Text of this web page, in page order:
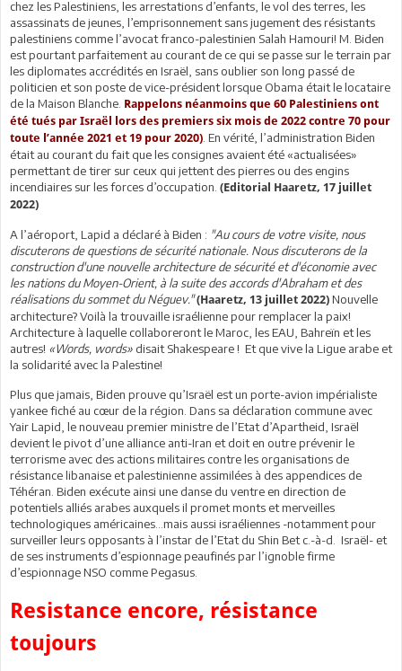
chez les Palestiniens, les arrestations d’enfants, le vol des terres, les
assassinats de jeunes, l’emprisonnement sans jugement des résistants
palestiniens comme l’avocat franco-palestinien Salah Hamouri! M. Biden
est pourtant parfaitement au courant de ce qui se passe sur le terrain par
les diplomates accrédités en Israël, sans oublier son long passé de
politicien et son poste de vice-président lorsque Obama était le locataire
de la Maison Blanche. Rappelons néanmoins que 60 Palestiniens ont
été tués par Israël lors des premiers six mois de 2022 contre 70 pour
toute l’année 2021 et 19 pour 2020) . En vérité, l’administration Biden
était au courant du fait que les consignes avaient été «actualisées»
permettant de tirer sur ceux qui jettent des pierres ou des engins
incendiaires sur les forces d’occupation. (Editorial Haaretz, 17 juillet
2022)
A l’aéroport, Lapid a déclaré à Biden : "Au cours de votre visite, nous
discuterons de questions de sécurité nationale. Nous discuterons de la
construction d'une nouvelle architecture de sécurité et d'économie avec
les nations du Moyen-Orient, à la suite des accords d'Abraham et des
réalisations du sommet du Néguev." (Haaretz, 13 juillet 2022) Nouvelle
architecture? Voilà la trouvaille israélienne pour remplacer la paix!
Architecture à laquelle collaboreront le Maroc, les EAU, Bahreïn et les
autres! «Words, words» disait Shakespeare ! Et que vive la Ligue arabe et
la solidarité avec la Palestine!
Plus que jamais, Biden prouve qu’Israël est un porte-avion impérialiste
yankee fiché au cœur de la région. Dans sa déclaration commune avec
Yair Lapid, le nouveau premier ministre de l’Etat d’Apartheid, Israël
devient le pivot d’une alliance anti-Iran et doit en outre prévenir le
terrorisme avec des actions militaires contre les organisations de
résistance libanaise et palestinienne assimilées à des appendices de
Téhéran. Biden exécute ainsi une danse du ventre en direction de
potentiels alliés arabes auxquels il promet monts et merveilles
technologiques américaines…mais aussi israéliennes -notamment pour
surveiller leurs opposants à l’instar de l’Etat du Shin Bet c.-à-d. Israël- et
de ses instruments d’espionnage peaufinés par l’ignoble firme
d’espionnage NSO comme Pegasus.
Resistance encore, résistance
toujours